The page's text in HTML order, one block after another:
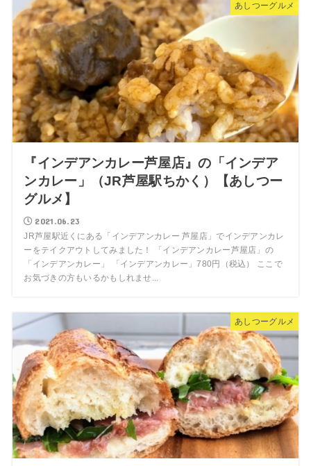
あしつーグルメ
『インデアンカレー芦屋店』の「インデア
ンカレー」（JR芦屋駅ちかく）【あしつー
グルメ】
2021.06.23
JR芦屋駅近くにある「インデアンカレー 芦屋店」でインデアンカレ
ーをテイクアウトしてみました！ 「インデアンカレー芦屋店」の
「インデアンカレー」 「インデアンカレー」780円（税込） ここで
お気づきの方もいるかもしれませ...
あしつーグルメ